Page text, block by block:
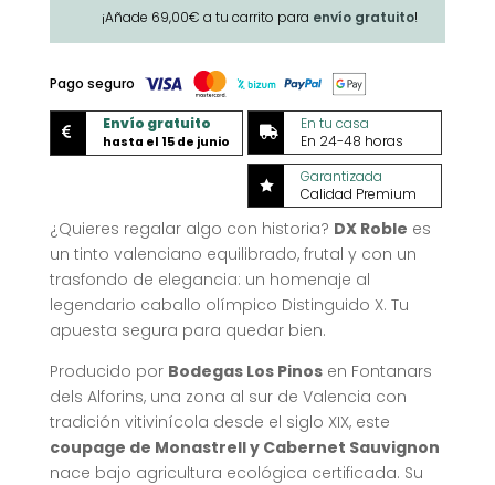
¡Añade 69,00€ a tu carrito para envío gratuito!
Pago seguro
 Envío gratuito
hasta el 15 de junio

En tu casa
En 24-48 horas

Garantizada
Calidad Premium
¿Quieres regalar algo con historia? DX Roble es
un tinto valenciano equilibrado, frutal y con un
trasfondo de elegancia: un homenaje al
legendario caballo olímpico Distinguido X. Tu
apuesta segura para quedar bien.
Producido por Bodegas Los Pinosen Fontanars
dels Alforins, una zona al sur de Valencia con
tradición vitivinícola desde el siglo XIX, este
coupage de Monastrell y Cabernet Sauvignon
nace bajo agricultura ecológica certificada. Su